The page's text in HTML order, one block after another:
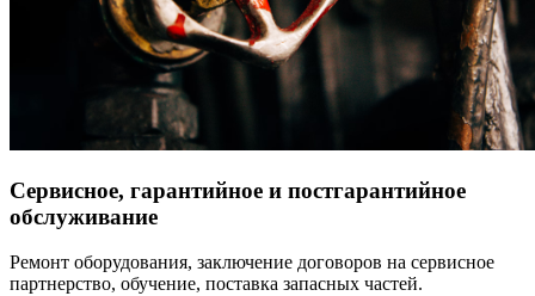
Сервисное, гарантийное и постгарантийное
обслуживание
Ремонт оборудования, заключение договоров на сервисное
партнерство, обучение, поставка запасных частей.